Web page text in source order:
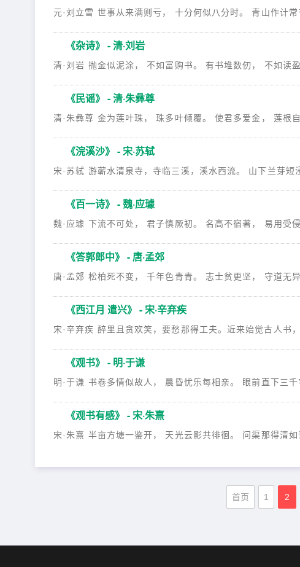
元·刘立雪 世事从来满则亏， 十分何似八分时。 青山作计
《杂诗》 - 清·刘岩
清·刘岩 抛金似泥涂， 不如富购书。 有书堆数仞， 不如读
《民谣》 - 清·朱彝尊
清·朱彝尊 金为莲叶珠， 珠多叶倾覆。 使君多爱金， 莲根
《浣溪沙》 - 宋·苏轼
宋·苏轼 游蕲水清泉寺，寺临三溪，溪水西流。 山下兰芽
《百一诗》 - 魏·应璩
魏·应璩 下流不可处， 君子慎厥初。 名高不宿著， 易用受
《答郭郎中》 - 唐·孟郊
唐·孟郊 松柏死不变， 千年色青青。 志士贫更坚， 守道无
《西江月 遣兴》 - 宋·辛弃疾
宋·辛弃疾 醉里且贪欢笑，要愁那得工夫。近来始觉古人书
《观书》 - 明·于谦
明·于谦 书卷多情似故人， 晨昏忧乐每相亲。 眼前直下三
《观书有感》 - 宋·朱熹
宋·朱熹 半亩方塘一鉴开， 天光云影共徘徊。 问渠那得清
首页 1 2